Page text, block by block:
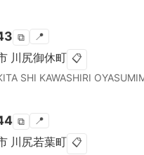
⧉ 📍
川尻御休町 📋
SHI KAWASHIRI
⧉ 📍
川尻若葉町 📋